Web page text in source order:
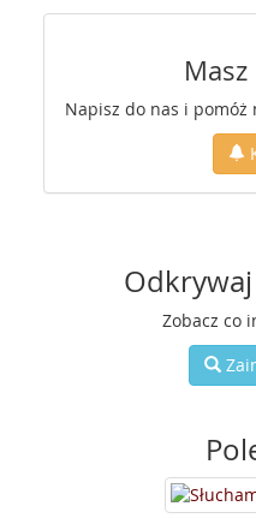
Masz
Napisz do nas i
Odkrywaj
Zobacz co